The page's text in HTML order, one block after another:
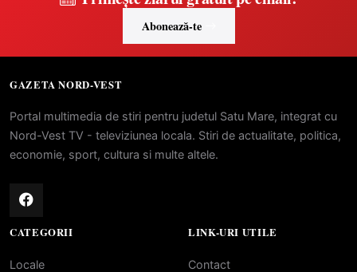
Abonează-te
GAZETA NORD-VEST
Portal multimedia de stiri pentru judetul Satu Mare, integrat cu
Nord-Vest TV - televiziunea locala. Stiri de actualitate, politica,
economie, sport, cultura si multe altele.
CATEGORII
Locale
LINK-URI UTILE
Contact